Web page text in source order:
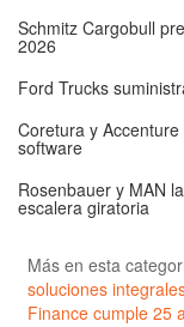
Schmitz Cargobull
2026
Ford Trucks
Coretura y
software
Rosenbauer y MAN
escalera giratoria
Más en esta
soluciones
Finance cumple 25